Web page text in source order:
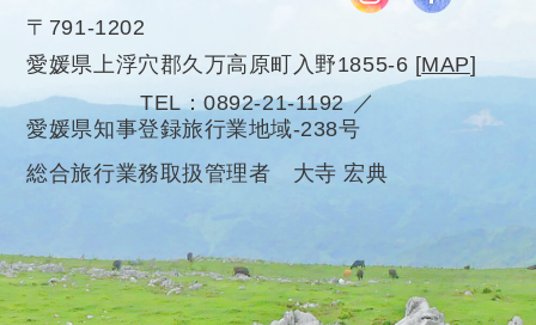
〒791-1202
愛媛県上浮穴郡久万高原町入野1855-6 [MAP]
TEL
0892-21-1192
愛媛県知事登録旅行業地域-238号
総合旅行業務取扱管理者 大寺 宏典